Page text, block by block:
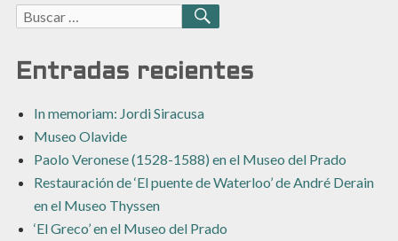
Buscar:
BUSCAR
Entradas recientes
In memoriam: Jordi Siracusa
Museo Olavide
Paolo Veronese (1528-1588) en el Museo del Prado
Restauración de ‘El puente de Waterloo’ de André Derain
en el Museo Thyssen
‘El Greco’ en el Museo del Prado